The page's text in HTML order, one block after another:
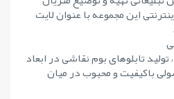
این مجموعه با عنوان لایت
تابلوهای بوم نقاشی در ابعاد
باکیفیت و محبوب در میان